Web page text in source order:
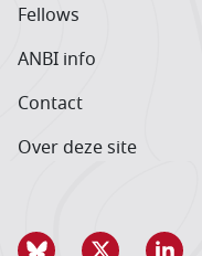
Fellows
ANBI info
Contact
Over deze site